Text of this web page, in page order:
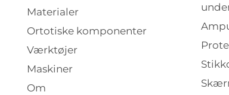
Materialer
Ortotiske komponenter
Værktøjer
Maskiner
Om